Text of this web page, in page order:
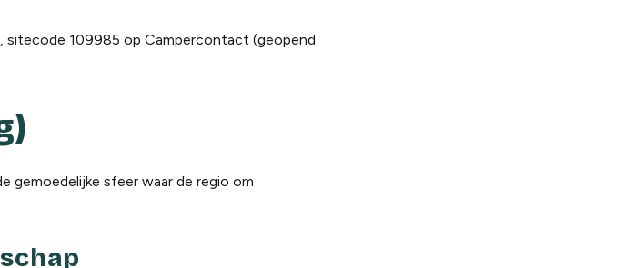
, sitecode 109985 op Campercontact (geopend
gemoedelijke sfeer waar de regio om